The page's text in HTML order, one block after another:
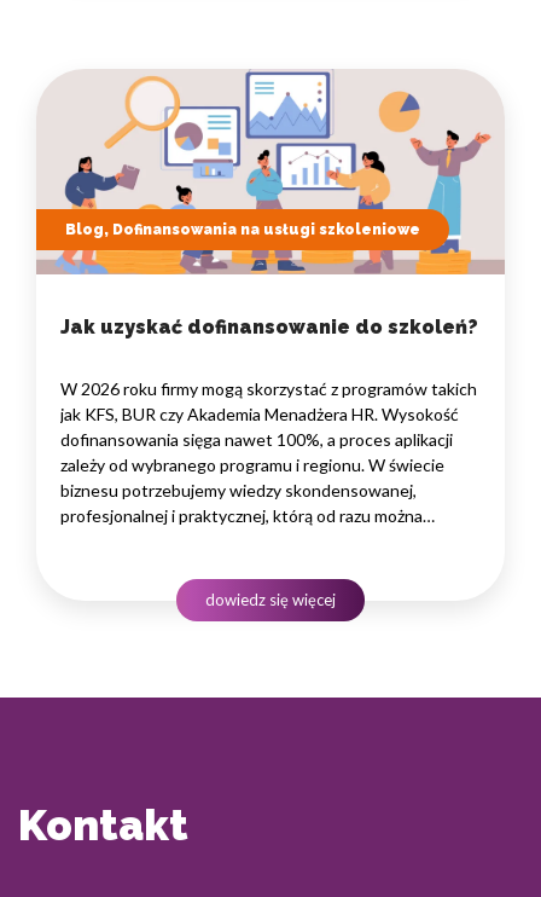
Blog, Dofinansowania na usługi szkoleniowe
Jak uzyskać dofinansowanie do szkoleń?
W 2026 roku firmy mogą skorzystać z programów takich
jak KFS, BUR czy Akademia Menadżera HR. Wysokość
dofinansowania sięga nawet 100%, a proces aplikacji
zależy od wybranego programu i regionu. W świecie
biznesu potrzebujemy wiedzy skondensowanej,
profesjonalnej i praktycznej, którą od razu można
odnoszących sukcesy w naszej branży.…
dowiedz się więcej
Kontakt